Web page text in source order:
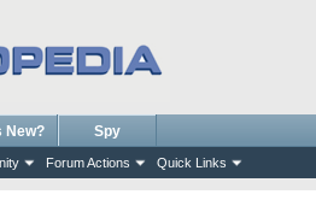
Forum Actions Quick Links
New? Spy